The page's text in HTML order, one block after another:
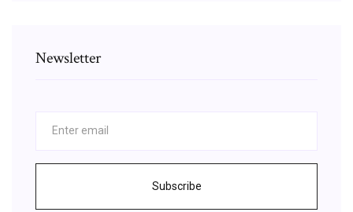
Newsletter
Subscribe